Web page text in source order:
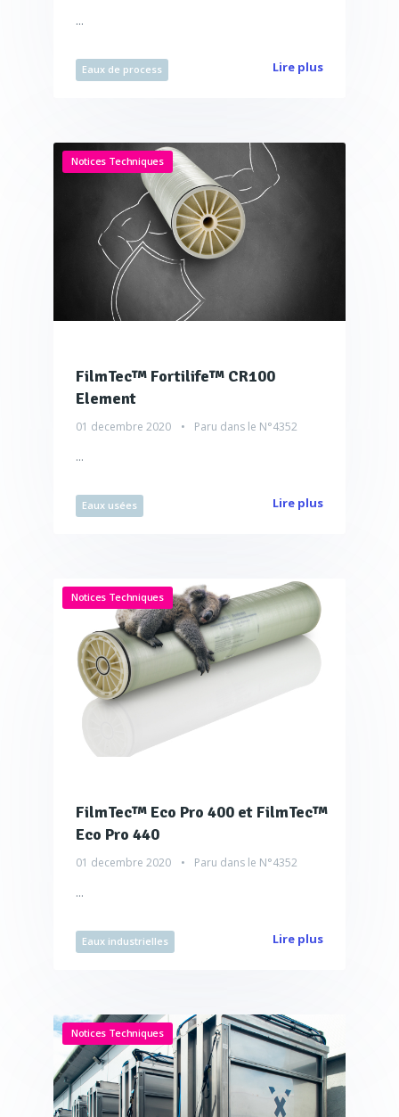
...
Eaux de process Lire plus
Notices Techniques
FilmTec™ Fortilife™ CR100
Element
01 decembre 2020 Paru dans le N°4352
...
Eaux usées Lire plus
Notices Techniques
FilmTec™ Eco Pro 400 et FilmTec™
Eco Pro 440
01 decembre 2020 Paru dans le N°4352
...
Eaux industrielles Lire plus
Notices Techniques